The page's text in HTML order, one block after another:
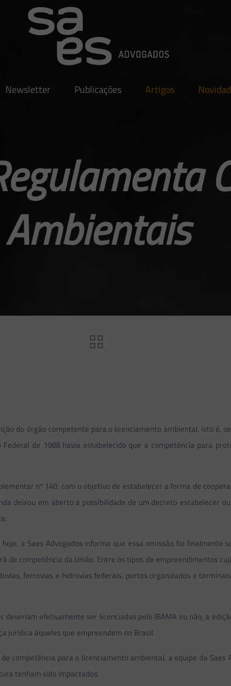
Newsletter Publicações Artigos
Ambientais
do órgão competente para o licenciamento ambiental, isto é,
de 1988 havia estabelecido que a competência para
nº 140, com o objetivo de estabelecer a forma de
deixou em aberto a possibilidade de um decreto estabelecer
a Saes Advogados informa que essa omissão foi
competência da União. Entre os tipos de empreendimentos
ferrovias e hidrovias federais, portos organizados e
efetivamente ser licenciadas pelo IBAMA ou não, a
jurídica àqueles que empreendem no Brasil.
competência para o licenciamento ambiental, a equipe da
tenham sido impactados.